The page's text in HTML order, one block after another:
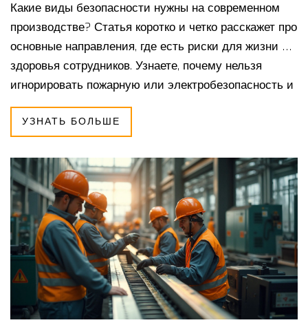
Какие виды безопасности нужны на современном
производстве? Статья коротко и четко расскажет про
основные направления, где есть риски для жизни и
здоровья сотрудников. Узнаете, почему нельзя
игнорировать пожарную или электробезопасность и
как на самом деле распознать опасное
оборудование. Есть список конкретных советов и
инженеру. Меньше банальностей, больше практики.
УЗНАТЬ БОЛЬШЕ